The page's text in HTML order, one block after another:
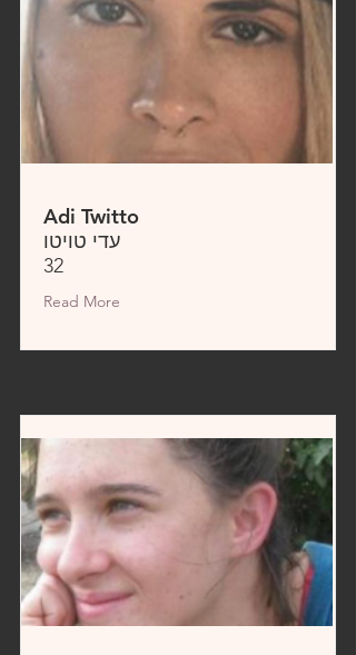
Adi Twitto
עדי טויטו
32
Read More